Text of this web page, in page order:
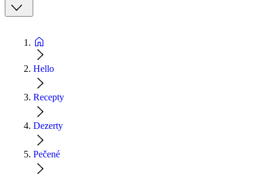
Hello
Recepty
Dezerty
Pečené